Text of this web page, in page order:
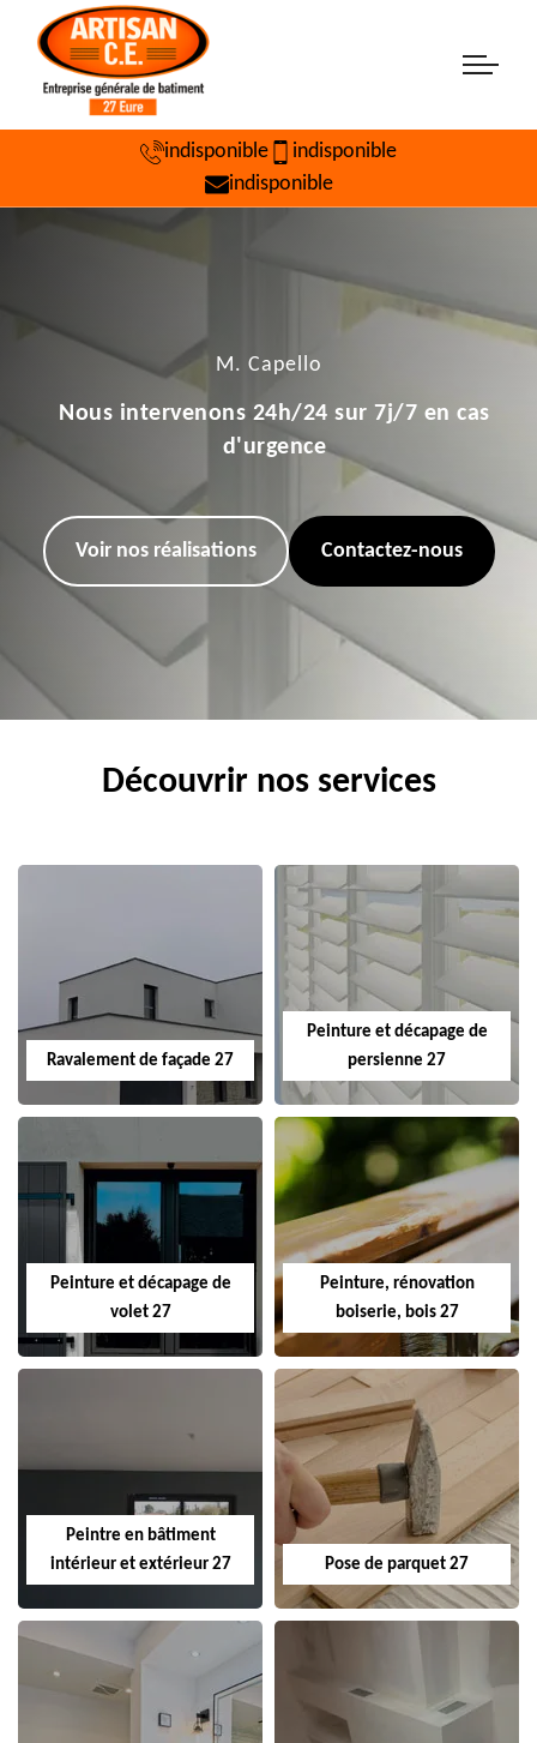
indisponible
indisponible
indisponible
M. Capello
Nous intervenons 24h/24 sur 7j/7 en cas
d'urgence
Voir nos réalisations Contactez-nous
Découvrir nos services
Ravalement de façade 27
Peinture et décapage de
persienne 27
Peinture et décapage de
volet 27
Peinture, rénovation
boiserie, bois 27
Peintre en bâtiment
intérieur et extérieur 27
Pose de parquet 27